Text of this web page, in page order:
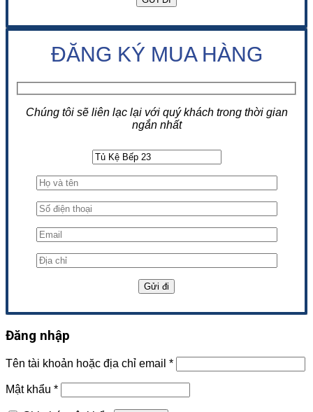
ĐĂNG KÝ MUA HÀNG
Chúng tôi sẽ liên lạc lại với quý khách trong thời gian
ngắn nhất
Đăng nhập
Tên tài khoản hoặc địa chỉ email *
Mật khẩu *